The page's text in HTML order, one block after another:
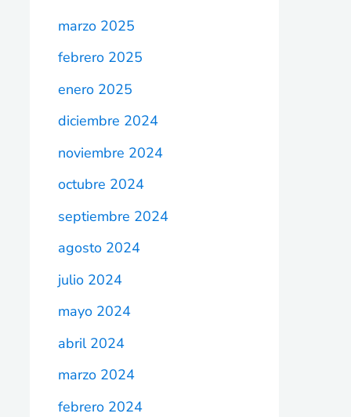
marzo 2025
febrero 2025
enero 2025
diciembre 2024
noviembre 2024
octubre 2024
septiembre 2024
agosto 2024
julio 2024
mayo 2024
abril 2024
marzo 2024
febrero 2024